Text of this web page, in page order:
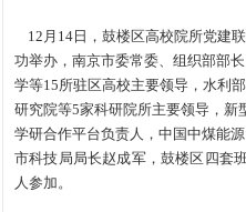
12月14日，鼓楼区高校院所党建
功举办，南京市委常委、组织部部
学等15所驻区高校主要领导，水利
研究院等5家科研院所主要领导，新
学研合作平台负责人，中国中煤能
市科技局局长赵成军，鼓楼区四套
人参加。